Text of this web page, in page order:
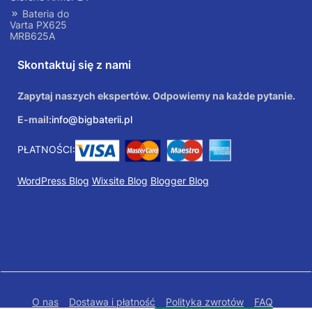
Bateria do
Varta PX625
MRB625A
Skontaktuj się z nami
Zapytaj naszych ekspertów. Odpowiemy na każde pytanie.
E-mail:info@bigbaterii.pl
PŁATNOŚCI:
WordPress Blog Wixsite Blog Blogger Blog
O nas Dostawa i płatność Polityka zwrotów FAQ